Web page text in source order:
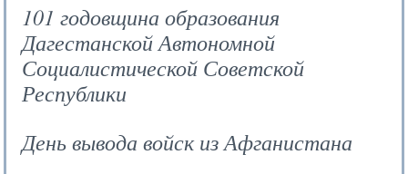
101 годовщина образования
Дагестанской Автономной
Социалистической Советской
Республики
День вывода войск из Афганистана